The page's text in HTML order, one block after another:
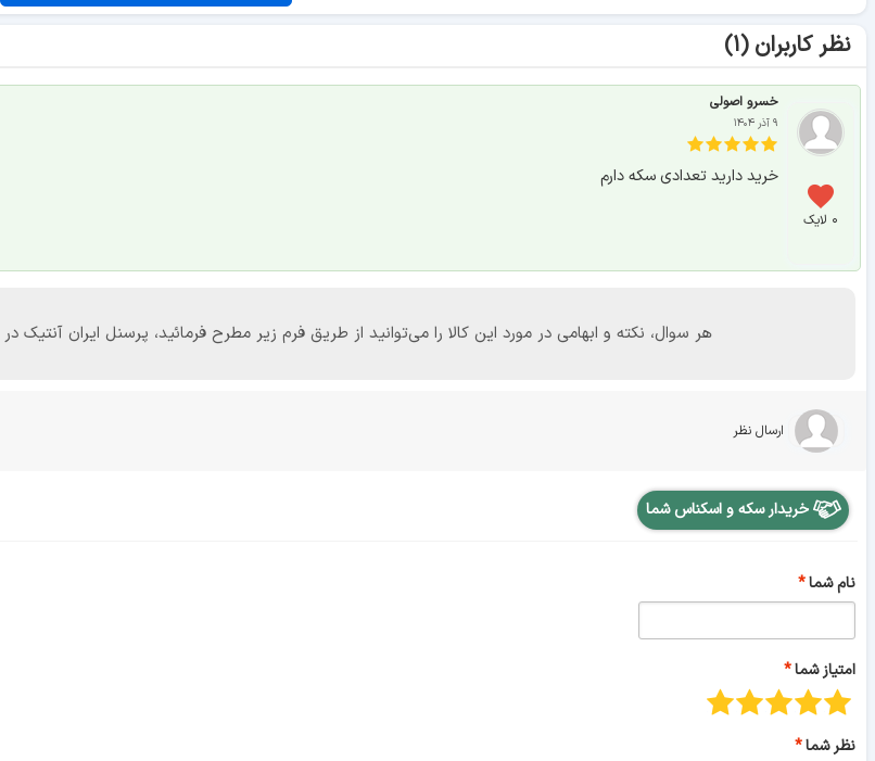
نظر کاربران (۱)
۰ لایک
خسرو اصولی
۹ آذر ۱۴۰۴
خرید دارید تعدادی سکه دارم
هر سوال، نکته و ابهامی در مورد این کالا را می‌توانید از طریق فرم زیر مطرح فرمائید، پرسنل ایران
ارسال نظر
خریدار سکه و اسکناس شما
نام شما
امتیاز شما
نظر شما